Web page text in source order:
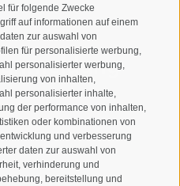
für folgende Zwecke
auf informationen auf einem
zur auswahl von
für personalisierte werbung,
personalisierter werbung,
von inhalten,
personalisierter inhalte,
der performance von inhalten,
oder kombinationen von
und verbesserung
daten zur auswahl von
verhinderung und
bereitstellung und